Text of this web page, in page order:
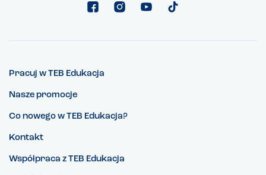
Pracuj w TEB Edukacja
Nasze promocje
Co nowego w TEB Edukacja?
Kontakt
Współpraca z TEB Edukacja